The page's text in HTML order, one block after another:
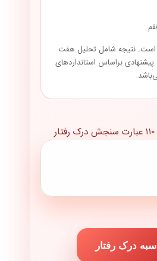
است. نتیجه شامل تحلیل هفت
پیشنهادی براساس استانداردهای
🔥 بخش اصلی: ۱۱۰ عبارت سنجش درک رفتار
درک رفتار